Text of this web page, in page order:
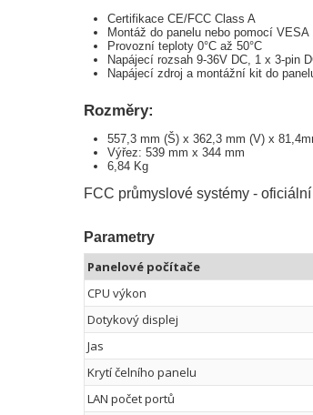
Certifikace CE/FCC Class A
Montáž do panelu nebo pomocí
Provozní teploty 0°C až 50°C
Napájecí rozsah 9-36V DC, 1 x 3-pin
Napájecí zdroj a montážní kit do
Rozměry:
557,3 mm (Š) x 362,3 mm (V) x
Výřez: 539 mm x 344 mm
6,84 Kg
FCC průmyslové systémy -
Parametry
Panelové počítače
CPU výkon
Dotykový displej
Jas
Krytí čelního panelu
LAN počet portů